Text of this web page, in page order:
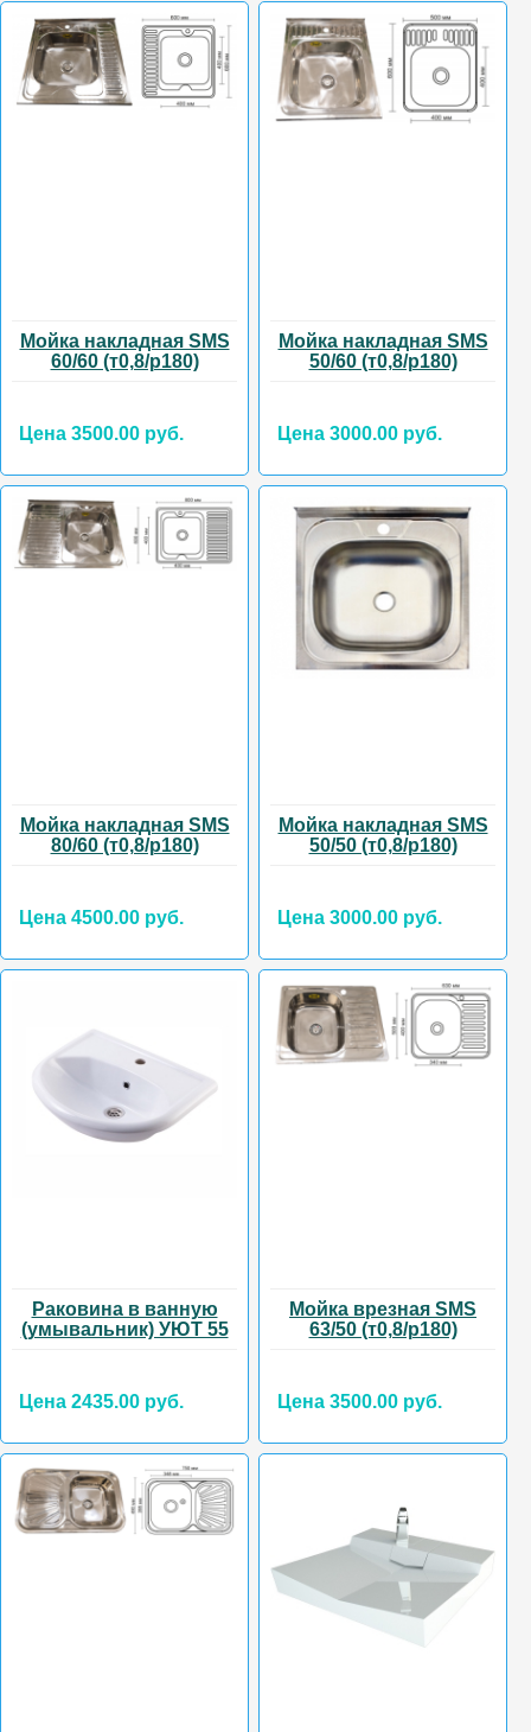
Мойка накладная SMS
60/60 (т0,8/р180)
Цена 3500.00 руб.
Мойка накладная SMS
50/60 (т0,8/р180)
Цена 3000.00 руб.
Мойка накладная SMS
80/60 (т0,8/р180)
Цена 4500.00 руб.
Мойка накладная SMS
50/50 (т0,8/р180)
Цена 3000.00 руб.
Раковина в ванную
(умывальник) УЮТ 55
Цена 2435.00 руб.
Мойка врезная SMS
63/50 (т0,8/р180)
Цена 3500.00 руб.